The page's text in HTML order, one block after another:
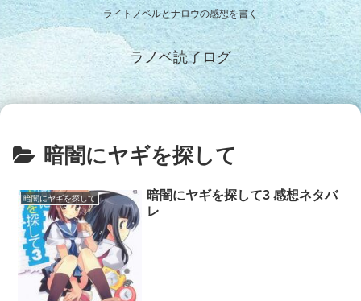
ライトノベルとナロウの感想を書く
ラノベ読了ログ
暗闇にヤギを探して
暗闇にヤギを探して
暗闇にヤギを探して3 感想ネタバ
レ